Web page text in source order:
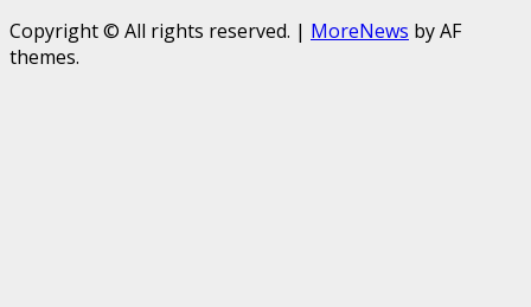
Copyright © All rights reserved. | MoreNews by AF
themes.